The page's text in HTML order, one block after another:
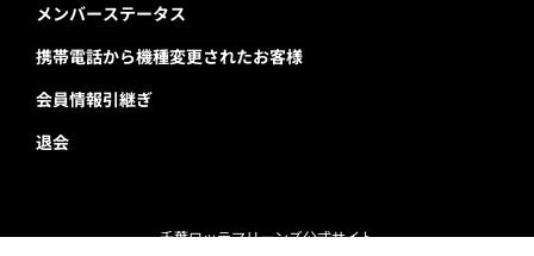
メンバーステータス
携帯電話から機種変更されたお客様
会員情報引継ぎ
退会
千葉ロッテマリーンズ公式サイト